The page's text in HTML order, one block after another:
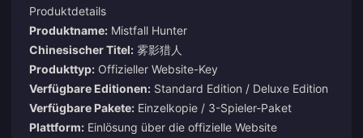
Produktdetails
Produktname: Mistfall Hunter
Chinesischer Titel: 雾影猎人
Produkttyp: Offizieller Website-Key
Verfügbare Editionen: Standard Edition / Deluxe Edition
Verfügbare Pakete: Einzelkopie / 3-Spieler-Paket
Plattform: Einlösung über die offizielle Website